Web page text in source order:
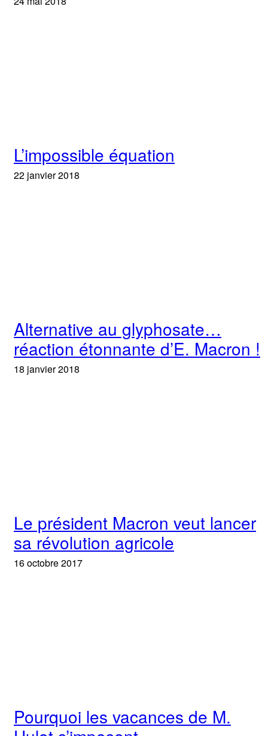
L’impossible équation
22 janvier 2018
Alternative au glyphosate…
réaction étonnante d’E. Macron !
18 janvier 2018
Le président Macron veut lancer
sa révolution agricole
16 octobre 2017
Pourquoi les vacances de M.